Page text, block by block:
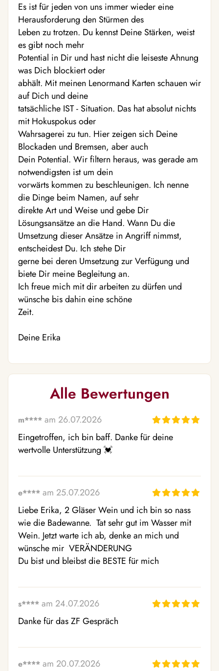
Es ist für jeden von uns immer wieder eine
Herausforderung den Stürmen des
Leben zu trotzen. Du kennst Deine Stärken, weist
es gibt noch mehr
Potential in Dir und hast nicht die leiseste Ahnung
was Dich blockiert oder
abhält. Mit meinen Lenormand Karten schauen wir
auf Dich und deine
tatsächliche IST - Situation. Das hat absolut nichts
mit Hokuspokus oder
Wahrsagerei zu tun. Hier zeigen sich Deine
Blockaden und Bremsen, aber auch
Dein Potential. Wir filtern heraus, was gerade am
notwendigsten ist um dein
vorwärts kommen zu beschleunigen. Ich nenne
die Dinge beim Namen, auf sehr
direkte Art und Weise und gebe Dir
Lösungsansätze an die Hand. Wann Du die
Umsetzung dieser Ansätze in Angriff nimmst,
entscheidest Du. Ich stehe Dir
gerne bei deren Umsetzung zur Verfügung und
biete Dir meine Begleitung an.
Ich freue mich mit dir arbeiten zu dürfen und
wünsche bis dahin eine schöne
Zeit.
Deine Erika
Alle Bewertungen
m**** am 26.07.2026
Eingetroffen, ich bin baff. Danke für deine
wertvolle Unterstützung 💓
e**** am 25.07.2026
Liebe Erika, 2 Gläser Wein und ich bin so nass
wie die Badewanne.  Tat sehr gut im Wasser mit
Wein. Jetzt warte ich ab, denke an mich und
wünsche mir  VERÄNDERUNG
Du bist und bleibst die BESTE für mich
s**** am 24.07.2026
Danke für das ZF Gespräch
e**** am 20.07.2026